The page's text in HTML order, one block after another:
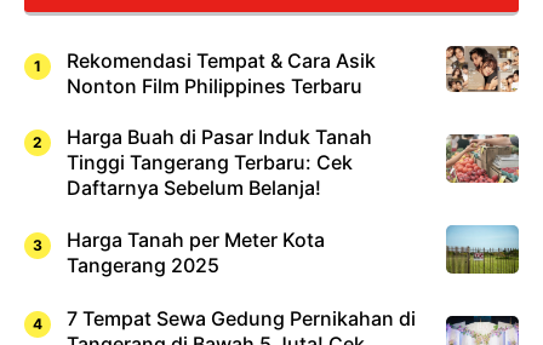
Rekomendasi Tempat & Cara Asik
Nonton Film Philippines Terbaru
Harga Buah di Pasar Induk Tanah
Tinggi Tangerang Terbaru: Cek
Daftarnya Sebelum Belanja!
Harga Tanah per Meter Kota
Tangerang 2025
7 Tempat Sewa Gedung Pernikahan di